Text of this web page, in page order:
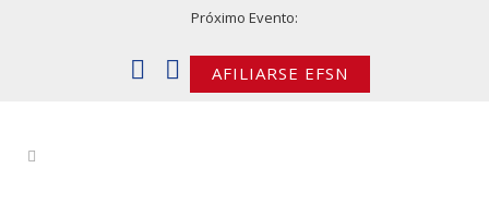
Próximo Evento:
AFILIARSE EFSN